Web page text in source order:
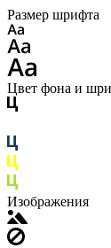
Размер шрифта
Цвет фона и
Изображения